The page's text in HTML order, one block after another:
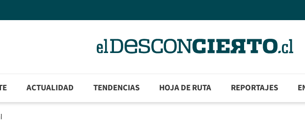
ACTUALIDAD TENDENCIAS HOJA DE RUTA REPORTAJES